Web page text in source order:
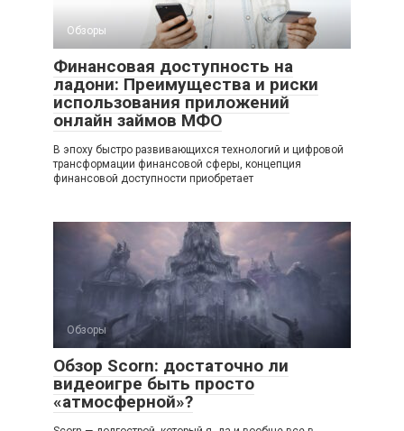
Обзоры
Финансовая доступность на
ладони: Преимущества и риски
использования приложений
онлайн займов МФО
В эпоху быстро развивающихся технологий и цифровой
трансформации финансовой сферы, концепция
финансовой доступности приобретает
Обзоры
Обзор Scorn: достаточно ли
видеоигре быть просто
«атмосферной»?